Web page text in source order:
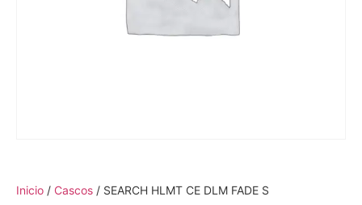
Inicio / Cascos / SEARCH HLMT CE DLM FADE S